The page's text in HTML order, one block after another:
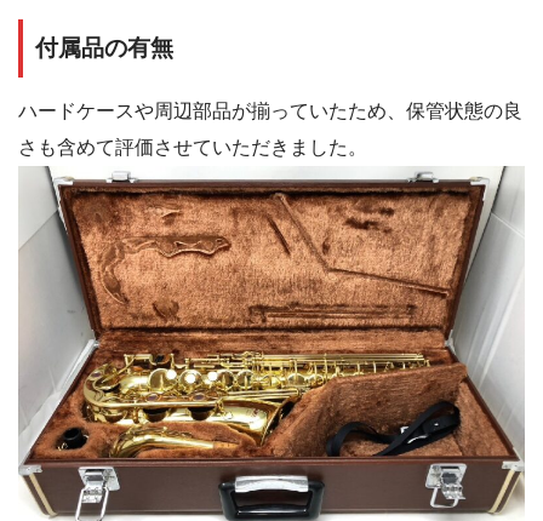
付属品の有無
ハードケースや周辺部品が揃っていたため、保管状態の良
さも含めて評価させていただきました。